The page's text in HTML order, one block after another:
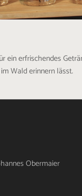
ein erfrischendes
Wald erinnern lässt.
Obermaier